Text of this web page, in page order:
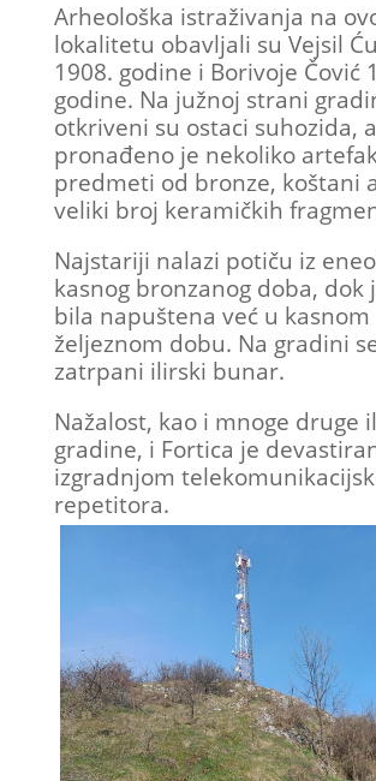
Arheološka istraživanja na
lokalitetu obavljali su Vejsil
1908. godine i Borivoje Čović
godine. Na južnoj strani
otkriveni su ostaci suhozida, a
pronađeno je nekoliko
predmeti od bronze, koštani
veliki broj keramičkih
Najstariji nalazi potiču iz
kasnog bronzanog doba, dok
bila napuštena već u kasnom
željeznom dobu. Na gradini
zatrpani ilirski bunar.
Nažalost, kao i mnoge druge
gradine, i Fortica je
izgradnjom
repetitora.